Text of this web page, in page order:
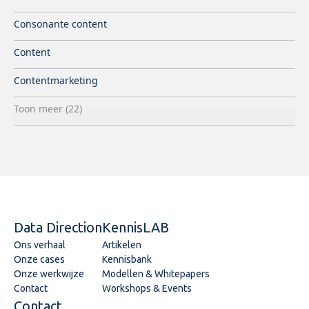
Consonante content
Content
Contentmarketing
Toon meer (22)
Data Direction
Ons verhaal
Onze cases
Onze werkwijze
Contact
KennisLAB
Artikelen
Kennisbank
Modellen & Whitepapers
Workshops & Events